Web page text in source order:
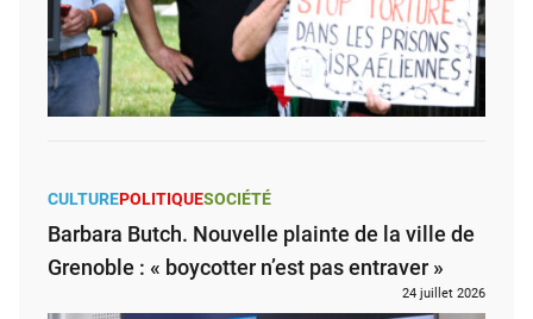
CULTUREPOLITIQUESOCIÉTÉ
Barbara Butch. Nouvelle plainte de la ville de
Grenoble : « boycotter n’est pas entraver »
24 juillet 2026